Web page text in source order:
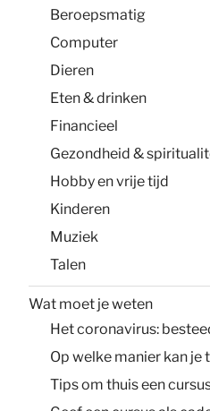
Beroepsmatig
Computer
Dieren
Eten & drinken
Financieel
Gezondheid &
Hobby en vrije tijd
Kinderen
Muziek
Talen
Wat moet je weten
Het coronavirus:
Op welke manier kan je
Tips om thuis een